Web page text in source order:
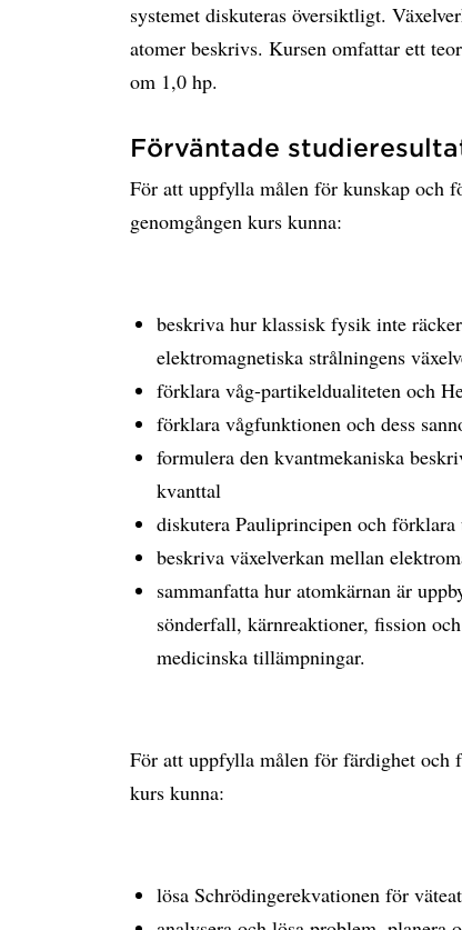
systemet diskuteras översiktligt.
atomer beskrivs. Kursen omfattar ett
om 1,0 hp.
Förväntade
För att uppfylla målen för kunskap och
genomgången kurs kunna:
beskriva hur klassisk fysik inte
elektromagnetiska strålningens
förklara våg-partikeldualiteten och
förklara vågfunktionen och dess
formulera den kvantmekaniska
kvanttal
diskutera Pauliprincipen och förklara
beskriva växelverkan mellan
sammanfatta hur atomkärnan är
sönderfall, kärnreaktioner, fission
medicinska tillämpningar.
För att uppfylla målen för färdighet och
kurs kunna:
lösa Schrödingerekvationen för